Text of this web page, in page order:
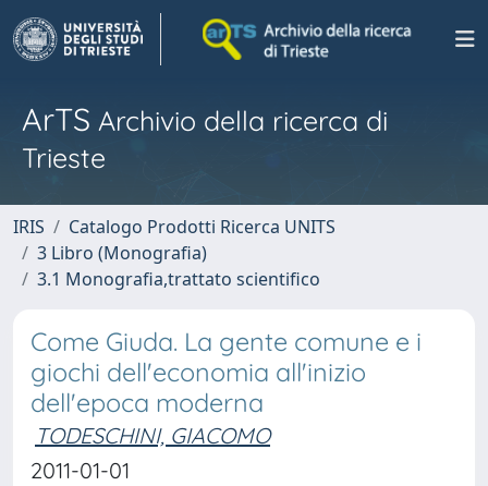
ArTS Archivio della ricerca di
Trieste
IRIS
Catalogo Prodotti Ricerca UNITS
3 Libro (Monografia)
3.1 Monografia,trattato scientifico
Come Giuda. La gente comune e i
giochi dell'economia all'inizio
dell'epoca moderna
TODESCHINI, GIACOMO
2011-01-01